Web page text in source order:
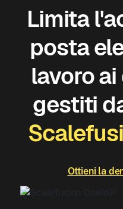
Limita
posta
lavoro
gestiti
Ottieni la